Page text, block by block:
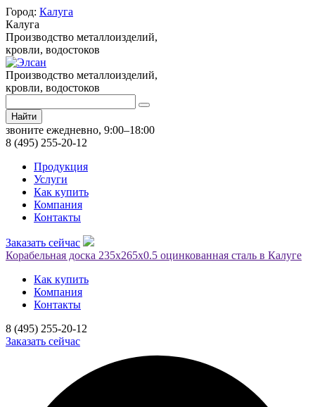
Город: Калуга
Калуга
Производство металлоизделий,
кровли, водостоков
Производство металлоизделий,
кровли, водостоков
Найти
звоните ежедневно, 9:00–18:00
8 (495) 255-20-12
Продукция
Услуги
Как купить
Компания
Контакты
Заказать сейчас
Корабельная доска 235х265х0.5 оцинкованная сталь в Калуге
Как купить
Компания
Контакты
8 (495) 255-20-12
Заказать сейчас